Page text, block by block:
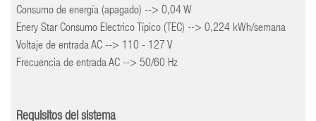
Consumo de energía (apagado) --> 0,04 W
Enery Star Consumo Electrico Típico (TEC) --> 0,224 kWh/semana
Voltaje de entrada AC --> 110 - 127 V
Frecuencia de entrada AC --> 50/60 Hz
Requisitos del sistema